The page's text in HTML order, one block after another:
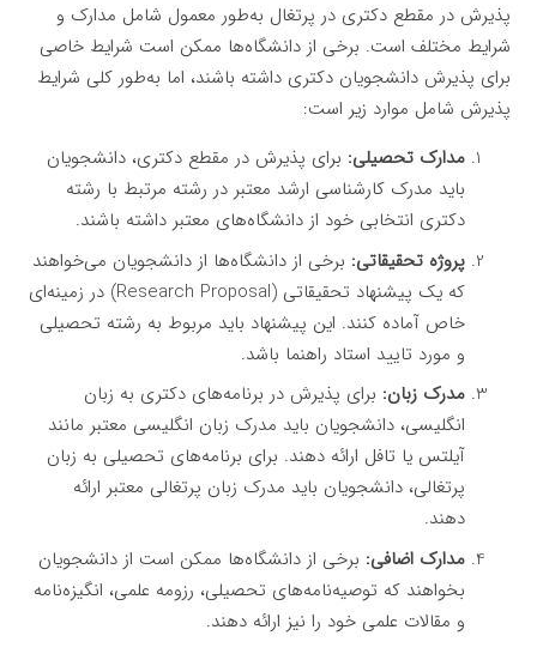
پذیرش در مقطع دکتری در پرتغال به‌طور معمول شامل مدارک و
شرایط مختلف است. برخی از دانشگاه‌ها ممکن است شرایط خاصی
برای پذیرش دانشجویان دکتری داشته باشند، اما به‌طور کلی شرایط
پذیرش شامل موارد زیر است:
مدارک تحصیلی: برای پذیرش در مقطع دکتری، دانشجویان
باید مدرک کارشناسی ارشد معتبر در رشته مرتبط با رشته
دکتری انتخابی خود از دانشگاه‌های معتبر داشته باشند.
پروژه تحقیقاتی: برخی از دانشگاه‌ها از دانشجویان می‌خواهند
که یک پیشنهاد تحقیقاتی (Research Proposal) در زمینه‌ای
خاص آماده کنند. این پیشنهاد باید مربوط به رشته تحصیلی
و مورد تایید استاد راهنما باشد.
مدرک زبان: برای پذیرش در برنامه‌های دکتری به زبان
انگلیسی، دانشجویان باید مدرک زبان انگلیسی معتبر مانند
آیلتس یا تافل ارائه دهند. برای برنامه‌های تحصیلی به زبان
پرتغالی، دانشجویان باید مدرک زبان پرتغالی معتبر ارائه
دهند.
مدارک اضافی: برخی از دانشگاه‌ها ممکن است از دانشجویان
بخواهند که توصیه‌نامه‌های تحصیلی، رزومه علمی، انگیزه‌نامه
و مقالات علمی خود را نیز ارائه دهند.